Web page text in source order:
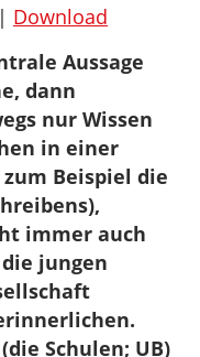
| Download
Aussage
dann
nur Wissen
in einer
Beispiel die
immer auch
jungen
Schulen; UB)